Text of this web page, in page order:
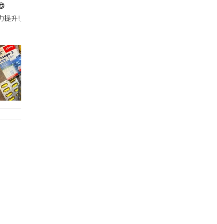
帶的行動電源機身已標示「10000mAh」，卻仍被要求當場丟
提升!｣ 長時間對住電腦､剪片寫稿,成日覺得眼睛乾澀､腦袋好似｢斷